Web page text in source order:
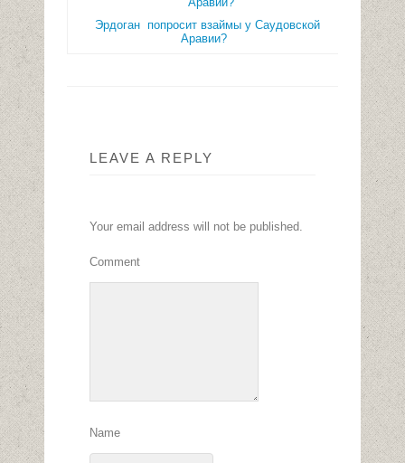
Эрдоган попросит взаймы у Саудовской
Аравии?
LEAVE A REPLY
Your email address will not be published.
Comment
Name